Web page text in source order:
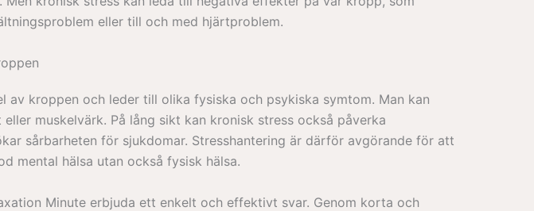
eller till och med hjärtproblem.
av kroppen och leder till olika fysiska och psykiska symtom. Man kan
muskelvärk. På lång sikt kan kronisk stress också påverka
sårbarheten för sjukdomar. Stresshantering är därför avgörande för att
mental hälsa utan också fysisk hälsa.
Minute erbjuda ett enkelt och effektivt svar. Genom korta och